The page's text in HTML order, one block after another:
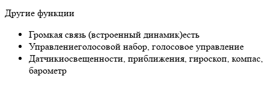
Другие функции
Громкая связь (встроенный динамик)есть
Управлениеголосовой набор, голосовое управление
Датчикиосвещенности, приближения, гироскоп, компас,
барометр